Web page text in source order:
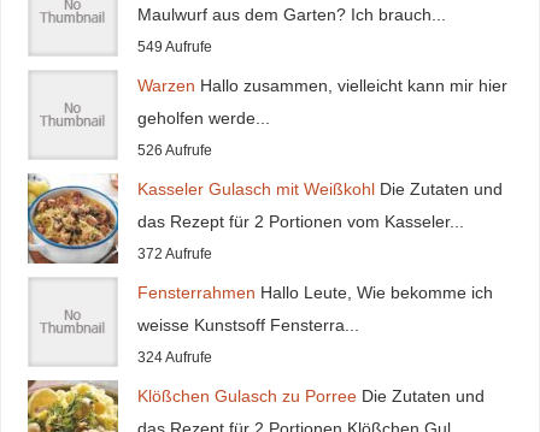
Maulwurf aus dem Garten? Ich brauch...
549 Aufrufe
Warzen Hallo zusammen, vielleicht kann mir hier
geholfen werde...
526 Aufrufe
Kasseler Gulasch mit Weißkohl Die Zutaten und
das Rezept für 2 Portionen vom Kasseler...
372 Aufrufe
Fensterrahmen Hallo Leute, Wie bekomme ich
weisse Kunstsoff Fensterra...
324 Aufrufe
Klößchen Gulasch zu Porree Die Zutaten und